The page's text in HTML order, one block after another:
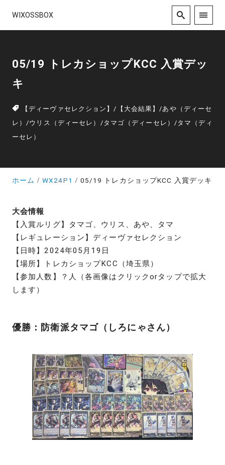
WIXOSSBOX
05/19 トレカショップKCC 入賞デッ
キ
【ディーヴァセレクション】/ 【大会結果】/あや（ディーセ
レ）/ウリス（ディーセレ） /タマゴ（ディーセレ） /タマ（ディ
ーセレ）
ホーム WX24P1 05/19 トレカショップKCC 入賞デッキ
大会情報
【入賞ルリグ】タマゴ、ウリス、あや、タマ
【レギュレーション】ディーヴァセレクション
【日時】2024年05月19日
【場所】トレカショップKCC（埼玉県）
【参加人数】？人（各画像はクリックorタップで拡大
します）
優勝：防衛派タマゴ（しろにゃさん）